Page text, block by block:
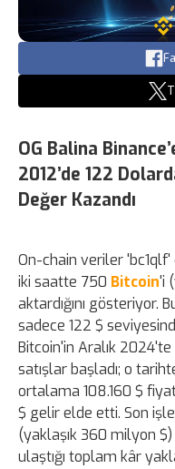
OG Balina
2012’de 122
Değer Kazandı
On-chain veriler
iki saatte 750 Bitcoin'i
aktardığını gösteriyor.
sadece 122 $
Bitcoin'in Aralık 2024'te
satışlar başladı; o
ortalama 108.160 $
$ gelir elde etti. Son
(yaklaşık 360 milyon
ulaştığı toplam kâr